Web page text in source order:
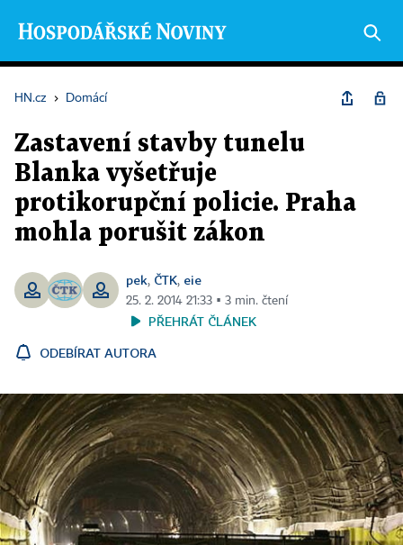
HN.cz › Domácí
Zastavení stavby tunelu
Blanka vyšetřuje
protikorupční policie. Praha
mohla porušit zákon
pek, ČTK, eie
25. 2. 2014 21:33 ▪ 3 min. čtení
PŘEHRÁT ČLÁNEK
ODEBÍRAT AUTORA